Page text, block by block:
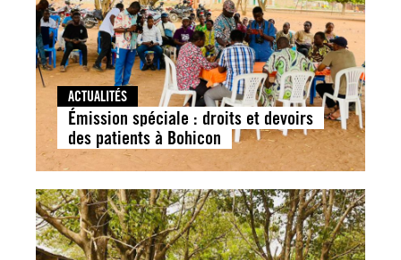
ACTUALITÉS
Émission spéciale : droits et devoirs
des patients à Bohicon